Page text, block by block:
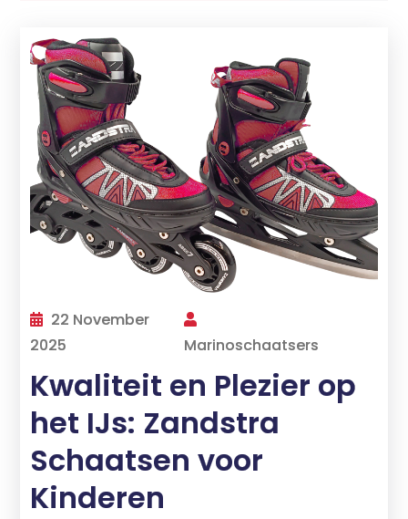
22 November
2025
Marinoschaatsers
Kwaliteit en Plezier op
het IJs: Zandstra
Schaatsen voor
Kinderen